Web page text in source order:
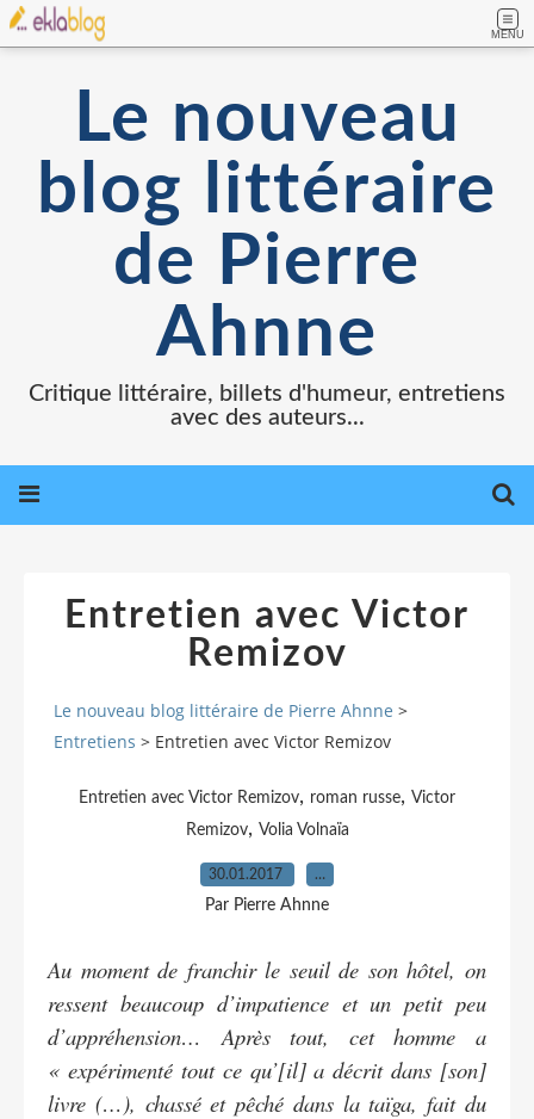
MENU
Le nouveau
blog littéraire
de Pierre
Ahnne
Critique littéraire, billets d'humeur, entretiens
avec des auteurs...
Entretien avec Victor
Remizov
Le nouveau blog littéraire de Pierre Ahnne >
Entretiens > Entretien avec Victor Remizov
Entretien avec Victor Remizov, roman russe, Victor
Remizov, Volia Volnaïa
30.01.2017 …
Par Pierre Ahnne
Au moment de franchir le seuil de son hôtel, on
ressent beaucoup d’impatience et un petit peu
d’appréhension… Après tout, cet homme a
« expérimenté tout ce qu’[il] a décrit dans [son]
livre (…), chassé et pêché dans la taïga, fait du